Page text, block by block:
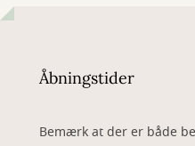
Åbningstider
Bemærk at der er både